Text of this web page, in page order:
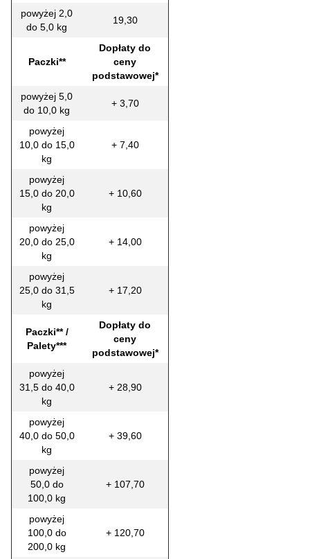
powyżej 2,0
do 5,0 kg
19,30
Paczki**
Dopłaty do
ceny
podstawowej*
powyżej 5,0
do 10,0 kg
+ 3,70
powyżej
10,0 do 15,0
kg
+ 7,40
powyżej
15,0 do 20,0
kg
+ 10,60
powyżej
20,0 do 25,0
kg
+ 14,00
powyżej
25,0 do 31,5
kg
+ 17,20
Paczki** /
Palety***
Dopłaty do
ceny
podstawowej*
powyżej
31,5 do 40,0
kg
+ 28,90
powyżej
40,0 do 50,0
kg
+ 39,60
powyżej
50,0 do
100,0 kg
+ 107,70
powyżej
100,0 do
200,0 kg
+ 120,70